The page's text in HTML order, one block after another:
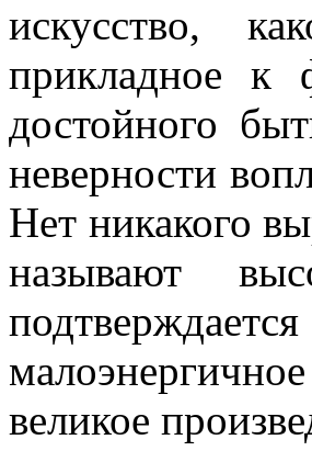
искусство,
прикладное к
достойного
неверности
Нет никакого
называют
великое